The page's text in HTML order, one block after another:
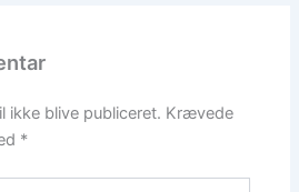
ikke blive publiceret. Krævede
*